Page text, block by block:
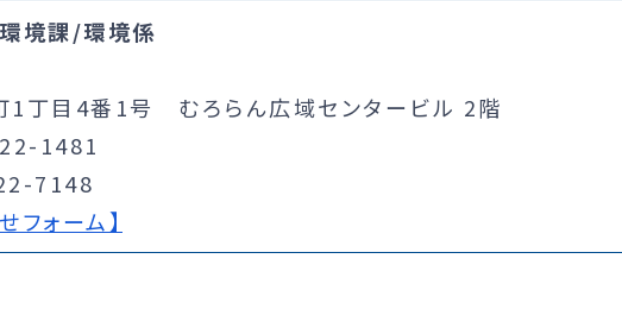
境課/環境係
1丁目4番1号 むろらん広域センタービル 2階
1481
7148
フォーム】